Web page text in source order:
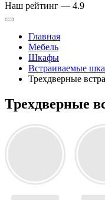
Наш рейтинг — 4.9
Главная
Мебель
Шкафы
Встраиваемые
Трехдверные
Трехдверные